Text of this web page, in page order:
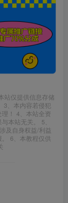
站仅提供信息存储
3、本内容若侵犯
！ 4、本站全资
本站无关。 5、
及自身权益/利益
6、本教程仅供